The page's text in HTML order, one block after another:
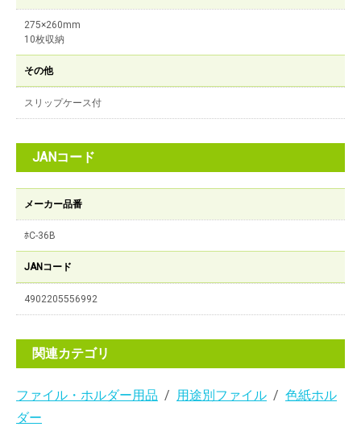
275×260mm
10枚収納
その他
スリップケース付
JANコード
メーカー品番
ﾎC-36B
JANコード
4902205556992
関連カテゴリ
ファイル・ホルダー用品 用途別ファイル
色紙ホル
ダー